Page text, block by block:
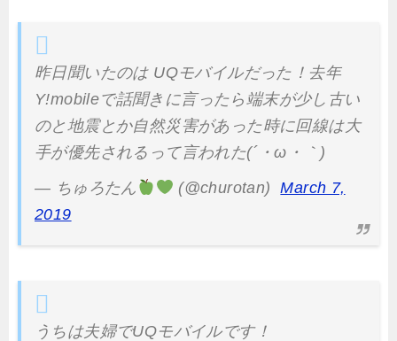
昨日聞いたのは UQモバイルだった！去年
Y!mobileで話聞きに言ったら端末が少し古い
のと地震とか自然災害があった時に回線は大
手が優先されるって言われた(´・ω・｀)
— ちゅろたん
(@churotan)
March 7,
2019
うちは夫婦でUQモバイルです！